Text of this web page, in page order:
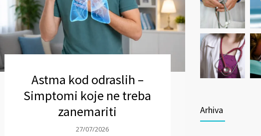
Astma kod odraslih –
Simptomi koje ne treba
zanemariti
27/07/2026
Arhiva